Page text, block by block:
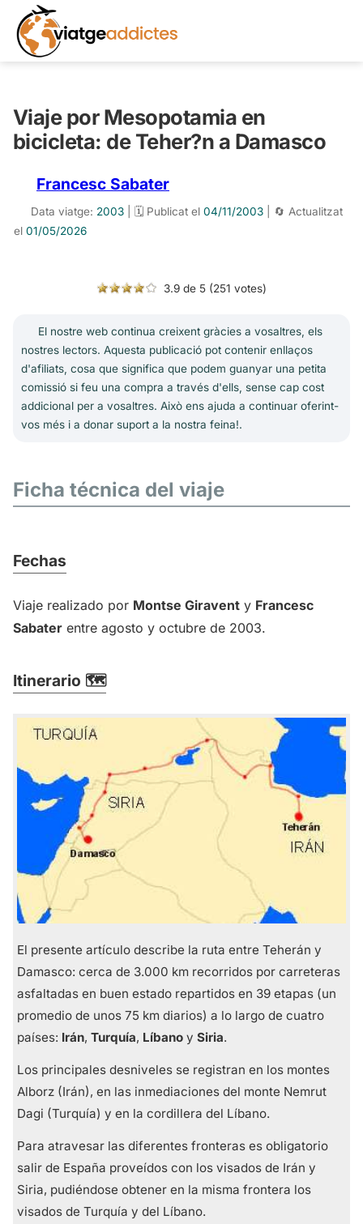
Viaje por Mesopotamia en
bicicleta: de Teher?n a Damasco
Francesc Sabater
Data viatge: 2003 | 🗓️ Publicat el 04/11/2003 | 🔄 Actualitzat
el 01/05/2026
3.9 de 5 (251 votes)
El nostre web continua creixent gràcies a vosaltres, els
nostres lectors. Aquesta publicació pot contenir enllaços
d'afiliats, cosa que significa que podem guanyar una petita
comissió si feu una compra a través d'ells, sense cap cost
addicional per a vosaltres. Això ens ajuda a continuar oferint-
vos més i a donar suport a la nostra feina!.
Ficha técnica del viaje
Fechas
Viaje realizado por Montse Giravent y Francesc
Sabater entre agosto y octubre de 2003.
Itinerario 🗺️
El presente artículo describe la ruta entre Teherán y
Damasco: cerca de 3.000 km recorridos por carreteras
asfaltadas en buen estado repartidos en 39 etapas (un
promedio de unos 75 km diarios) a lo largo de cuatro
países: Irán, Turquía, Líbano y Siria.
Los principales desniveles se registran en los montes
Alborz (Irán), en las inmediaciones del monte Nemrut
Dagi (Turquía) y en la cordillera del Líbano.
Para atravesar las diferentes fronteras es obligatorio
salir de España proveídos con los visados de Irán y
Siria, pudiéndose obtener en la misma frontera los
visados de Turquía y del Líbano.